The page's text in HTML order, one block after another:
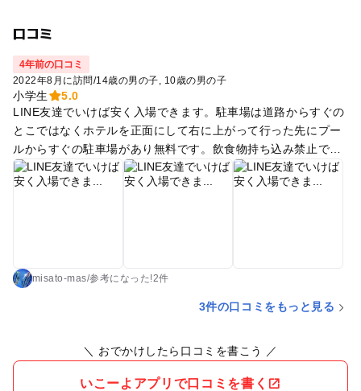
口コミ
4年前の口コミ
2022年8月に訪問/14歳の男の子 10歳の男の子
小学生
5.0
LINE友達でいけば安く入場できます。駐車場は道路からすぐの
とこではなくホテルを正面にして右に上がって行った先にプー
ルからすぐの駐車場があり無料です。飲食物持ち込み禁止です
が水筒などの水分補給のものは持ち込みOKでした。売店は売店
横にある食券購入になります。平日行ったのでテント使わず日
す。1時間ごとに休憩が10分あり、係の方がプールの中を点検
ます。スピーカーは救護室近くについてるので音が苦手な人は
プールなので大人も浮いてるだけで楽しめます。温泉もあるみ
misato-mas/参考に なった!2件
3件の口コミをもっと見る
＼ おでかけしたら口コミを書こう ／
いこーよアプリで口コミを書く